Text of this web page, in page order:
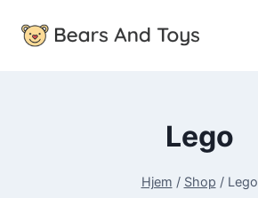
Lego
Hjem / Shop / Lego